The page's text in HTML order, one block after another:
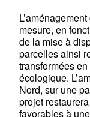
mesure, en
de la mise à
parcelles ainsi
transformées
écologique.
Nord, sur une
projet
favorables à